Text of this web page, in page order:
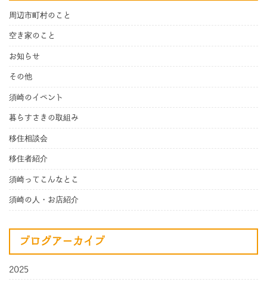
周辺市町村のこと
空き家のこと
お知らせ
その他
須崎のイベント
暮らすさきの取組み
移住相談会
移住者紹介
須崎ってこんなとこ
須崎の人・お店紹介
ブログアーカイブ
2025